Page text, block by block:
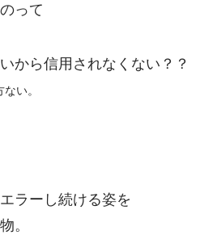
って
から信用されなくない？？
い。
ラーし続ける姿を
。